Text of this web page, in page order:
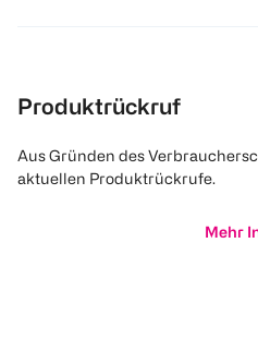
Produktrückruf
Aus Gründen des
aktuellen Produktrückrufe.
Mehr